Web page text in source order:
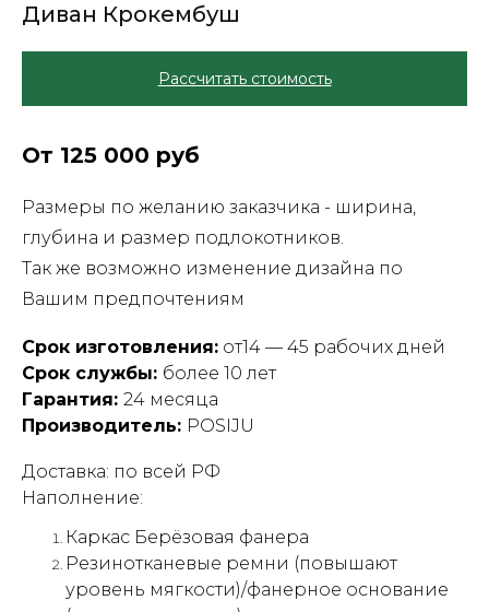
Диван Крокембуш
Рассчитать стоимость
От 125 000 руб
Размеры по желанию заказчика - ширина,
глубина и размер подлокотников.
Так же возможно изменение дизайна по
Вашим предпочтениям
Срок изготовления: от14 — 45 рабочих дней
Срок службы: более 10 лет
Гарантия: 24 месяца
Производитель: POSIJU
Доставка: по всей РФ
Наполнение:
Каркас Берёзовая фанера
Резинотканевые ремни (повышают
уровень мягкости)/фанерное основание